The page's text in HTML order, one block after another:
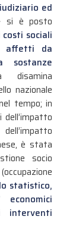
ed
si è posto
sociali
affetti da
sostanze
nazionale
tempo; in
è stata
socio
statistico,
interventi